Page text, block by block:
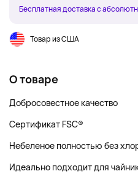
Бесплатная доставка с
Товар из США
О товаре
Добросовестное качество
Сертификат FSC®
Небеленое полностью без
Идеально подходит для